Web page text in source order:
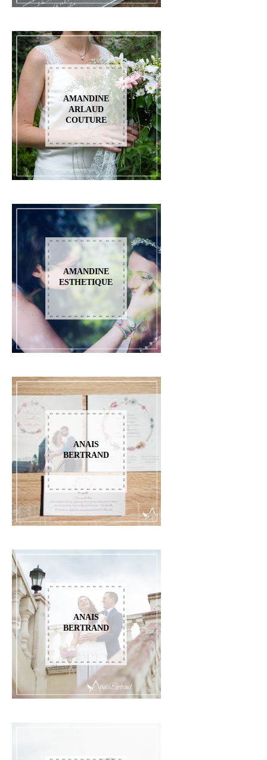
AMANDINE
ARLAUD
COUTURE
AMANDINE
ESTHETIQUE
ANAIS
BERTRAND
ANAIS
BERTRAND